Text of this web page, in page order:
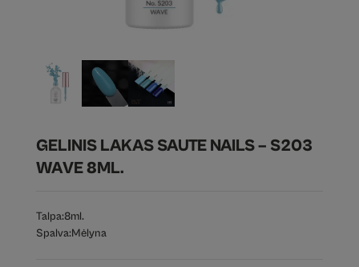
GELINIS LAKAS SAUTE NAILS – S203
WAVE 8ML.
Talpa:8ml.
Spalva:Mėlyna